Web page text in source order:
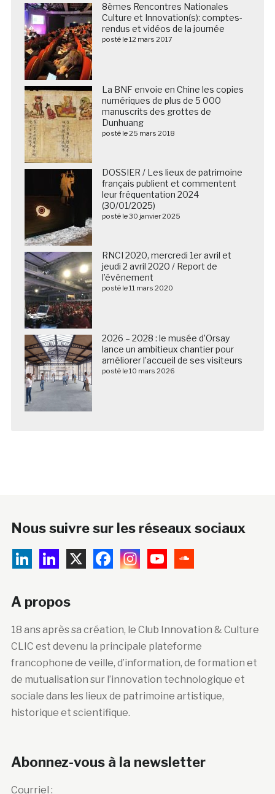
8èmes Rencontres Nationales
Culture et Innovation(s): comptes-
rendus et vidéos de la journée
posté le 12 mars 2017
La BNF envoie en Chine les copies
numériques de plus de 5 000
manuscrits des grottes de
Dunhuang
posté le 25 mars 2018
DOSSIER / Les lieux de patrimoine
français publient et commentent
leur fréquentation 2024
(30/01/2025)
posté le 30 janvier 2025
RNCI 2020, mercredi 1er avril et
jeudi 2 avril 2020 / Report de
l’événement
posté le 11 mars 2020
2026 – 2028 : le musée d’Orsay
lance un ambitieux chantier pour
améliorer l’accueil de ses visiteurs
posté le 10 mars 2026
Nous suivre sur les réseaux sociaux
A propos
18 ans après sa création, le Club Innovation & Culture
CLIC est devenu la principale plateforme
francophone de veille, d’information, de formation et
de mutualisation sur l’innovation technologique et
sociale dans les lieux de patrimoine artistique,
historique et scientifique.
Abonnez-vous à la newsletter
Courriel :